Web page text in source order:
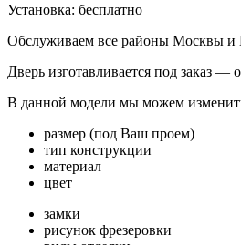
Установка: бесплатно
Обслуживаем все районы Москвы
Дверь изготавливается под заказ —
В данной модели мы можем
размер (под Ваш проем)
тип конструкции
материал
цвет
замки
рисунок фрезеровки